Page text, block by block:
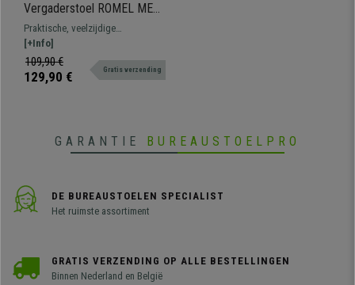
Vergaderstoel ROMEL MET
ARMLEUNINGEN LEDER,
Comfortabele Zitting,
Stapelbaar, Zwarte Poten,
Wit
Praktische, veelzijdige
vergaderstoel ROMEL MET
ARMLEUNINGEN. Comfortabel,
bestendig en met een mooi,
[+Info]
109,90 €
129,90 € Gratis verzending
GARANTIE BUREAUSTOELPRO
DE BUREAUSTOELEN SPECIALIST
Het ruimste assortiment
GRATIS VERZENDING OP ALLE BESTELLINGEN
Binnen Nederland en België